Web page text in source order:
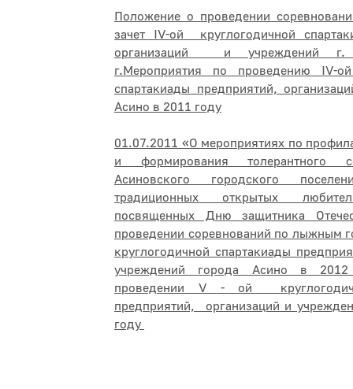
Положение о проведении
зачет IV-ой круглогодичной
организаций и учреждений
г.Мероприятия по проведению IV-
спартакиады предприятий,
Асино в 2011 году
01.07.2011 «О мероприятиях по
и формирования толерантного
Асиновского городского
традиционных открытых
посвященных Дню защитника
проведении соревнований по лыжным
круглогодичной спартакиады
учреждений города Асино в
проведении V - ой
предприятий, организаций и
году